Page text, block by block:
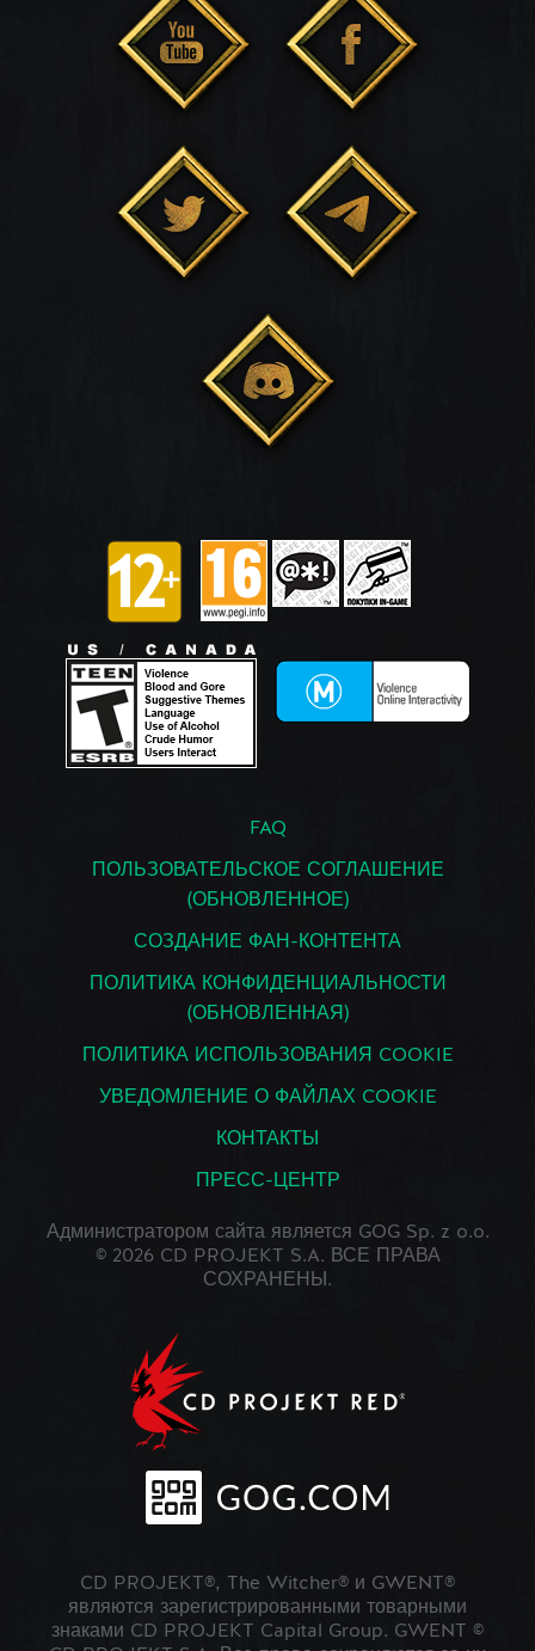
FAQ
ПОЛЬЗОВАТЕЛЬСКОЕ СОГЛАШЕНИЕ
(ОБНОВЛЕННОЕ)
СОЗДАНИЕ ФАН-КОНТЕНТА
ПОЛИТИКА КОНФИДЕНЦИАЛЬНОСТИ
(ОБНОВЛЕННАЯ)
ПОЛИТИКА ИСПОЛЬЗОВАНИЯ COOKIE
УВЕДОМЛЕНИЕ О ФАЙЛАХ COOKIE
КОНТАКТЫ
ПРЕСС-ЦЕНТР
Администратором сайта является GOG Sp. z o.o.
© 2026 CD PROJEKT S.A. ВСЕ ПРАВА
СОХРАНЕНЫ.
CD PROJEKT®, The Witcher® и GWENT®
являются зарегистрированными товарными
знаками CD PROJEKT Capital Group. GWENT ©